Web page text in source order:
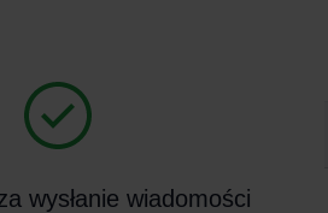
wysłanie wiadomości
wysłanie wiadomości